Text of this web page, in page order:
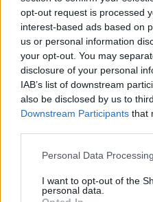
opt-out request is processed
interest-based ads based on
us or personal information
your opt-out. You may
disclosure of your personal
IAB’s list of downstream
also be disclosed by us to
Downstream Participants that
Please note that this website/
not limited to your visit or
grant or deny consent to
Personal Data
I want to opt-out of the
personal data.
Megkezdődött a Szegedi
téri játszóhelyének
helyszínének számító